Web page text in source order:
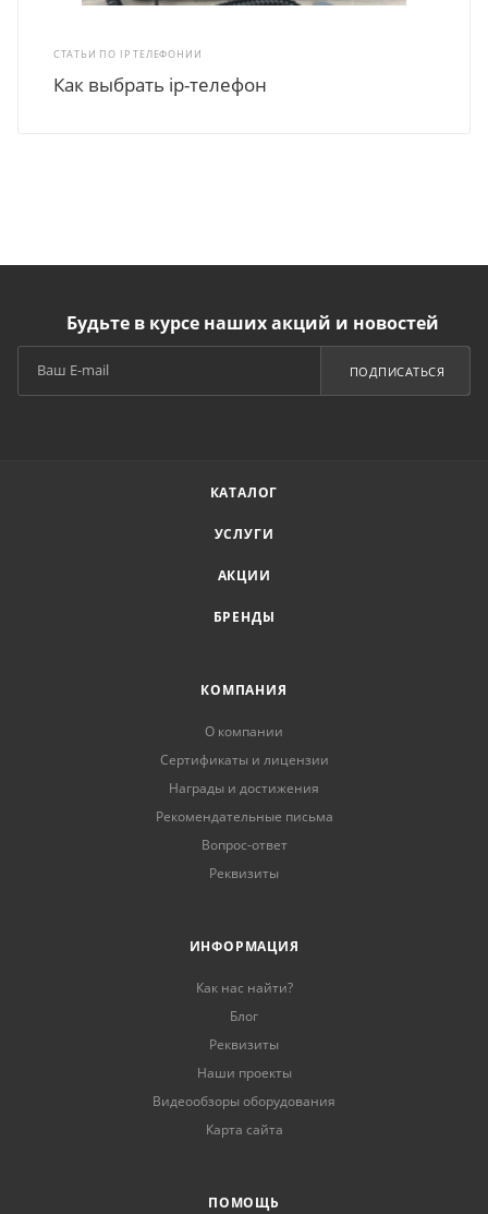
СТАТЬИ ПО IP ТЕЛЕФОНИИ
Как выбрать ip-телефон
Будьте в курсе наших акций и новостей
ПОДПИСАТЬСЯ
КАТАЛОГ
УСЛУГИ
АКЦИИ
БРЕНДЫ
КОМПАНИЯ
О компании
Сертификаты и лицензии
Награды и достижения
Рекомендательные письма
Вопрос-ответ
Реквизиты
ИНФОРМАЦИЯ
Как нас найти?
Блог
Реквизиты
Наши проекты
Видеообзоры оборудования
Карта сайта
ПОМОЩЬ